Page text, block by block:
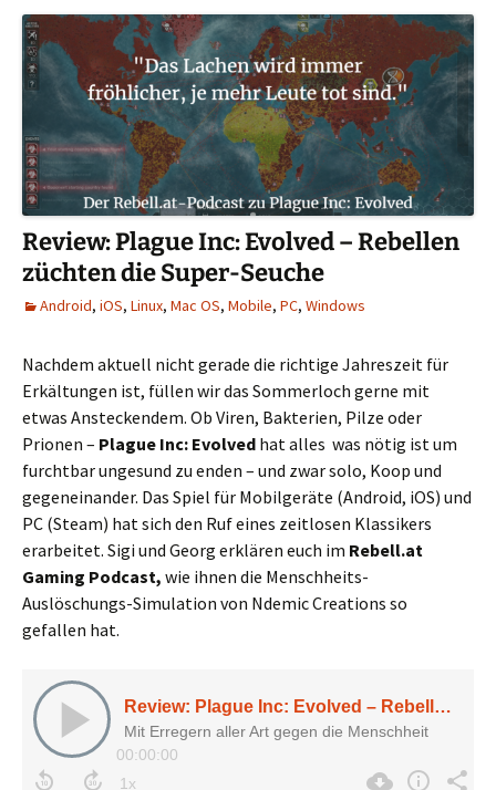
Review: Plague Inc: Evolved – Rebellen
züchten die Super-Seuche
Android, iOS, Linux, Mac OS, Mobile, PC, Windows
Nachdem aktuell nicht gerade die richtige Jahreszeit für
Erkältungen ist, füllen wir das Sommerloch gerne mit
etwas Ansteckendem. Ob Viren, Bakterien, Pilze oder
Prionen – Plague Inc: Evolved hat alles was nötig ist um
furchtbar ungesund zu enden – und zwar solo, Koop und
gegeneinander. Das Spiel für Mobilgeräte (Android, iOS) und
PC (Steam) hat sich den Ruf eines zeitlosen Klassikers
erarbeitet. Sigi und Georg erklären euch im Rebell.at
Gaming Podcast, wie ihnen die Menschheits-
Auslöschungs-Simulation von Ndemic Creations so
gefallen hat.